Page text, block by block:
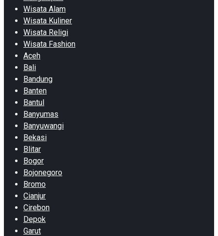
Wisata Alam
Wisata Kuliner
Wisata Religi
Wisata Fashion
Aceh
Bali
Bandung
Banten
Bantul
Banyumas
Banyuwangi
Bekasi
Blitar
Bogor
Bojonegoro
Bromo
Cianjur
Cirebon
Depok
Garut